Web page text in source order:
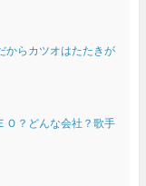
からカツオはたたきが
？どんな会社？歌手